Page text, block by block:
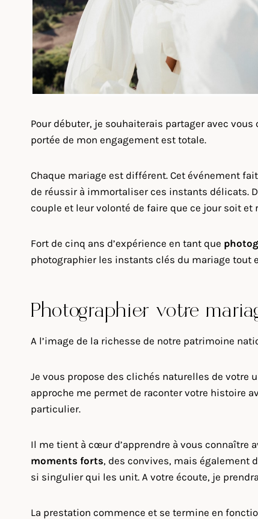
Pour débuter, je souhaiterais partager avec
portée de mon engagement est totale.
Chaque mariage est différent. Cet événement
de réussir à immortaliser ces instants délicats.
couple et leur volonté de faire que ce jour soit
Fort de cinq ans d’expérience en tant que
photographier les instants clés du mariage tout
Photographier votre
A l’image de la richesse de notre patrimoine
Je vous propose des clichés naturelles de votre
approche me permet de raconter votre histoire
particulier.
Il me tient à cœur d’apprendre à vous connaître
moments forts, des convives, mais également
si singulier qui les unit. A votre écoute, je
La prestation commence et se termine en